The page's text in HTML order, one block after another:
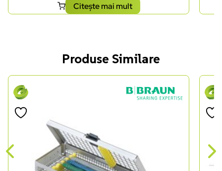
Citește mai mult
Produse Similare